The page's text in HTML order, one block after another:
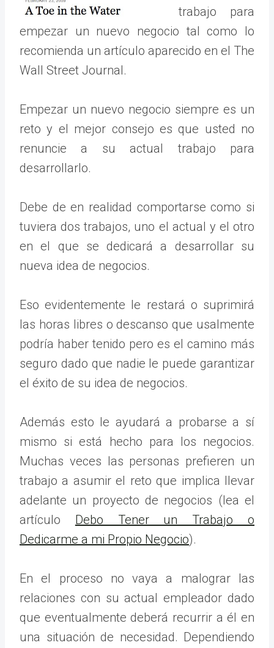
trabajo para
empezar un nuevo negocio tal como lo
recomienda un artículo aparecido en el The
Wall Street Journal.
Empezar un nuevo negocio siempre es un
reto y el mejor consejo es que usted no
renuncie a su actual trabajo para
desarrollarlo.
Debe de en realidad comportarse como si
tuviera dos trabajos, uno el actual y el otro
en el que se dedicará a desarrollar su
nueva idea de negocios.
Eso evidentemente le restará o suprimirá
las horas libres o descanso que usalmente
podría haber tenido pero es el camino más
seguro dado que nadie le puede garantizar
el éxito de su idea de negocios.
Además esto le ayudará a probarse a sí
mismo si está hecho para los negocios.
Muchas veces las personas prefieren un
trabajo a asumir el reto que implica llevar
adelante un proyecto de negocios (lea el
artículo Debo Tener un Trabajo o
Dedicarme a mi Propio Negocio).
En el proceso no vaya a malograr las
relaciones con su actual empleador dado
que eventualmente deberá recurrir a él en
una situación de necesidad. Dependiendo